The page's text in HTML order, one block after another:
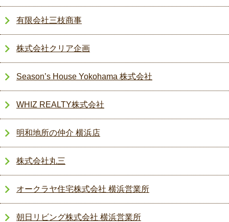
有限会社三枝商事
株式会社クリア企画
Season’s House Yokohama 株式会社
WHIZ REALTY株式会社
明和地所の仲介 横浜店
株式会社丸三
オークラヤ住宅株式会社 横浜営業所
朝日リビング株式会社 横浜営業所